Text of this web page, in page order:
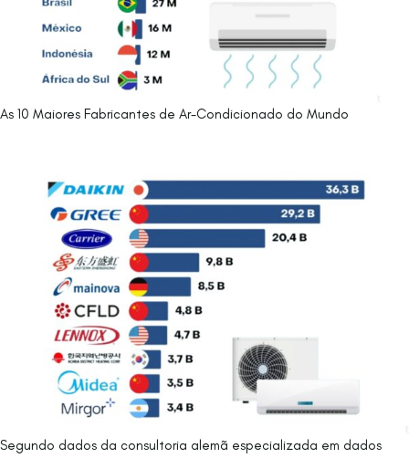
As 10 Maiores Fabricantes de Ar-Condicionado do Mundo
Segundo dados da consultoria alemã especializada em dados